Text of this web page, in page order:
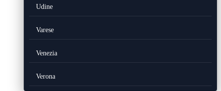
Udine
Varese
Venezia
Verona